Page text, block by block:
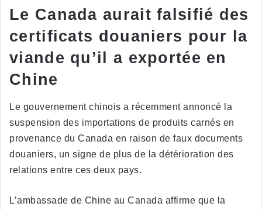
Le Canada aurait falsifié des
certificats douaniers pour la
viande qu’il a exportée en
Chine
Le gouvernement chinois a récemment annoncé la
suspension des importations de produits carnés en
provenance du Canada en raison de faux documents
douaniers, un signe de plus de la détérioration des
relations entre ces deux pays.
L’ambassade de Chine au Canada affirme que la